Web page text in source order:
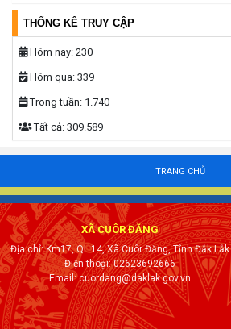
THỐNG KÊ TRUY CẬP
Hôm nay: 230
Hôm qua: 339
Trong tuần: 1.740
Tất cả: 309.589
TRANG CHỦ
XÃ CUÔR ĐĂNG
Địa chỉ: Km17, QL 14, Xã Cuôr Đăng, Tỉnh Đắk Lắk
Điện thoại: 02623692666
Email: cuordang@daklak.gov.vn